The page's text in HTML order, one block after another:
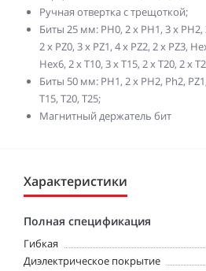
Ручная отвертка с трещоткой;
Биты 25 мм: PH0, 2 х PH1, 3 x PH2,
2 x PZ0, 3 x PZ1, 4 x PZ2, 2 x PZ3,
Hex6, 2 x T10, 3 x T15, 2 x T20, 2 x
Биты 50 мм: PH1, 2 x PH2, Ph2,
T15, T20, T25;
Магнитный держатель бит
Характеристики
Полная спецификация
Гибкая
Диэлектрическое покрытие